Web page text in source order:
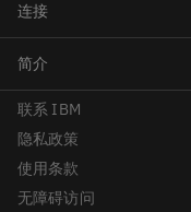
联系 IBM
隐私政策
使用条款
无障碍访问